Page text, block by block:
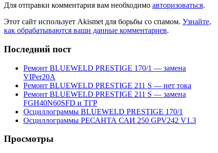
Для отправки комментария вам необходимо авторизоваться.
Этот сайт использует Akismet для борьбы со спамом. Узнайте,
как обрабатываются ваши данные комментариев.
Последний пост
Ремонт BLUEWELD PRESTIGE 170/1 — замена
VIPer20A
Ремонт BLUEWELD PRESTIGE 211 S — нет тока
Ремонт BLUEWELD PRESTIGE 211 S — замена
FGH40N60SFD и ТГР
Осциллограммы BLUEWELD PRESTIGE 170/1
Осциллограммы РЕСАНТА САИ 250 GPV242 V1.3
Просмотры